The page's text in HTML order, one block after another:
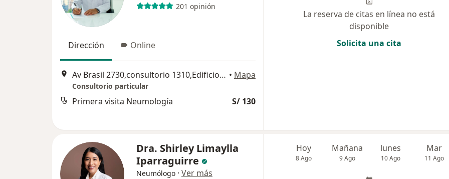
201 opinión
Dirección Online
Av Brasil 2730,consultorio 1310,Edificio Qualis, altura del del Hospital Militar del Perú., Pueblo Libre • Mapa
Consultorio particular
Primera visita Neumología S/ 130
La reserva de citas en línea no está
disponible
Solicita una cita
Dra. Shirley Limaylla
Iparraguirre
Neumólogo · Ver más
Hoy
8 Ago
Mañana
9 Ago
lunes
10 Ago
Mar
11 Ago